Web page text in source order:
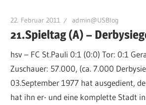
22. Februar 2011 admin@USBlog
21.Spieltag (A) –
hsv – FC St.Pauli 0:1 (0:0) Tor: 0:1
Zuschauer: 57.000, (ca. 7.000
03.September 1977 hat ausgedient,
hat ihn er- und eine komplette Stadt